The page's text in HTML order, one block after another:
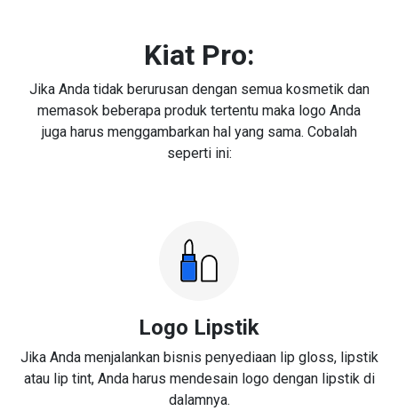
Kiat Pro:
Jika Anda tidak berurusan dengan semua kosmetik dan
memasok beberapa produk tertentu maka logo Anda
juga harus menggambarkan hal yang sama. Cobalah
seperti ini:
Logo Lipstik
Jika Anda menjalankan bisnis penyediaan lip gloss, lipstik
atau lip tint, Anda harus mendesain logo dengan lipstik di
dalamnya.